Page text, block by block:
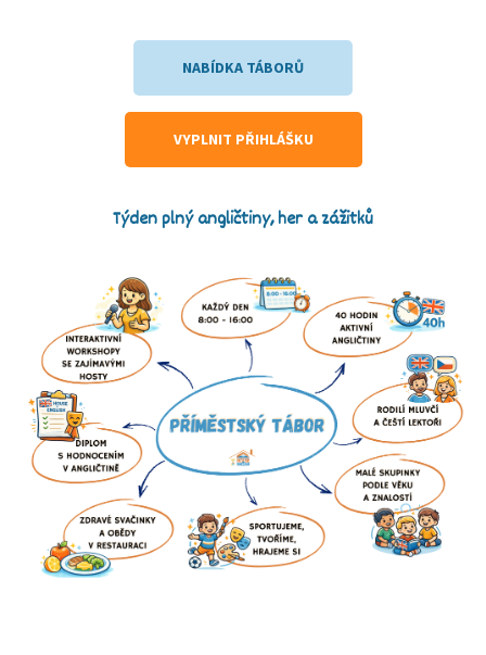
NABÍDKA TÁBORŮ
VYPLNIT PŘIHLÁŠKU
Týden plný angličtiny, her a zážitků